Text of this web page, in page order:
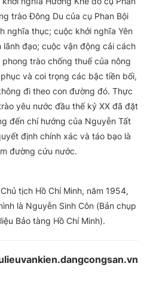
trào Đông Du của cụ Phan Bội
nghĩa thục; cuộc khởi nghĩa Yên
lãnh đạo; cuộc vận động cải cách
trào chống thuế của nông
và coi trọng các bậc tiền bối,
đi theo con đường đó. Thực
yêu nước đầu thế kỷ XX đã đặt
đến chí hướng của Nguyễn Tất
định chính xác và táo bạo là
đường cứu nước.
tịch Hồ Chí Minh, năm 1954,
là Nguyễn Sinh Côn (Bản chụp
Bảo tàng Hồ Chí Minh).